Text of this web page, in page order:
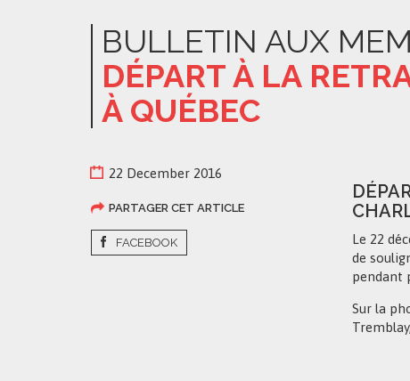
BULLETIN AUX
DÉPART À LA
À QUÉBEC
22 December 2016
PARTAGER CET ARTICLE
FACEBOOK
Le 22
de
pendant
Sur la